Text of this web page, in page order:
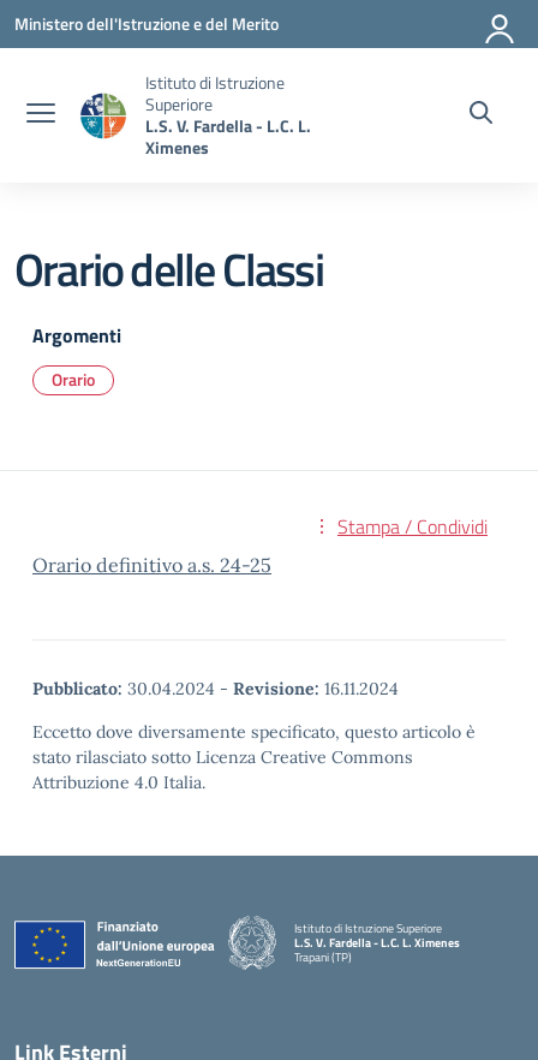
Vai ai contenuti
Vai al menu di navigazione
Vai al footer
Ministero dell'Istruzione e del Merito
Istituto di Istruzione
Superiore
L.S. V. Fardella - L.C. L.
Ximenes
Orario delle Classi
Argomenti
Orario
Stampa / Condividi
Orario definitivo a.s. 24-25
Pubblicato: 30.04.2024 - Revisione: 16.11.2024
Eccetto dove diversamente specificato, questo articolo è
stato rilasciato sotto Licenza Creative Commons
Attribuzione 4.0 Italia.
Istituto di Istruzione Superiore
L.S. V. Fardella - L.C. L. Ximenes
Trapani (TP)
Link Esterni